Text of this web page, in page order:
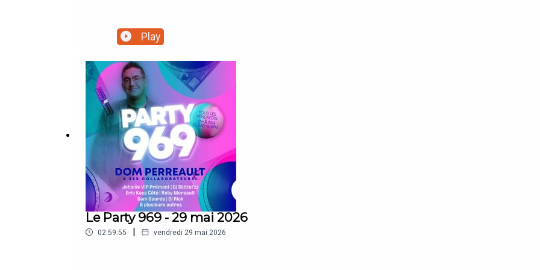
Play
Le Party 969 - 29 mai 2026
02:59:55 | vendredi 29 mai 2026